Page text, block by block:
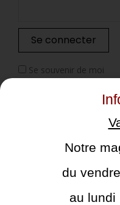
Se connecter
Se souvenir de moi
Notre
du
au lundi